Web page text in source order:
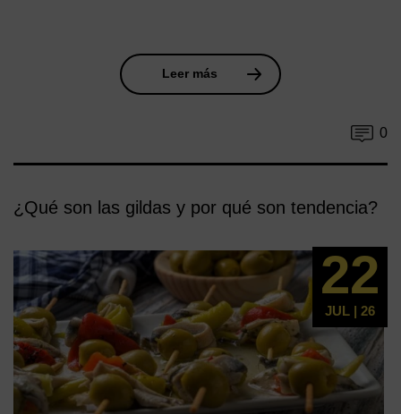
Leer más
0
¿Qué son las gildas y por qué son tendencia?
22
JUL | 26